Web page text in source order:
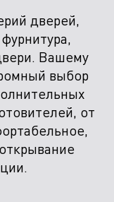
дверей,
Вашему
выбор
от